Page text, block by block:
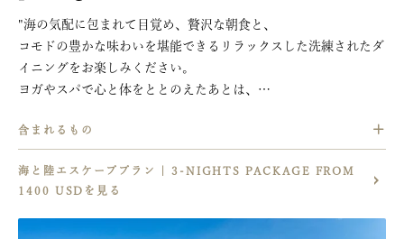
"海の気配に包まれて目覚め、贅沢な朝食と、
コモドの豊かな味わいを堪能できるリラックスした洗練されたダ
イニングをお楽しみください。
ヨガやスパで心と体をととのえたあとは、
周辺の島々を巡るエクスカーションへ。
こだわりのサンセットカクテルやスムーズなご到着・
ご出発のサポートなど、
細やかな心配りに満ちたサービスとともに、ウェルネスと発見、
そして紺碧の海の美しさが響き合う、
含まれるもの
1日1回、2名様までご利用いただける2コースセットメニュー
海と陸エスケーププラン | 3-NIGHTS PACKAGE FROM
1400 USDを見る